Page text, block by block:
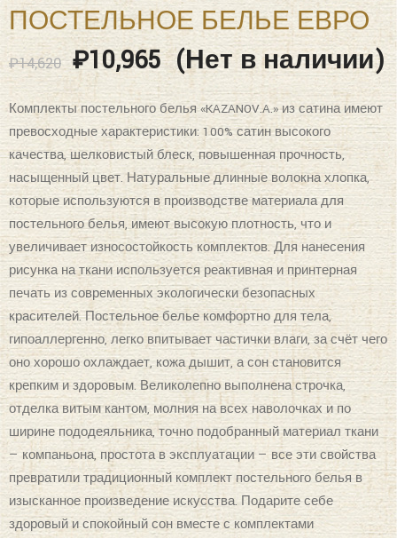
«KAZANOV.A» БРУКЛИН
(ПЛАТИНА БЕЖ)
ПОСТЕЛЬНОЕ БЕЛЬЕ ЕВРО
₽14,620 ₽10,965(Нет в наличии)
Комплекты постельного белья «KAZANOV.A.» из сатина имеют
превосходные характеристики: 100% сатин высокого
качества, шелковистый блеск, повышенная прочность,
насыщенный цвет. Натуральные длинные волокна хлопка,
которые используются в производстве материала для
постельного белья, имеют высокую плотность, что и
увеличивает износостойкость комплектов. Для нанесения
рисунка на ткани используется реактивная и принтерная
печать из современных экологически безопасных